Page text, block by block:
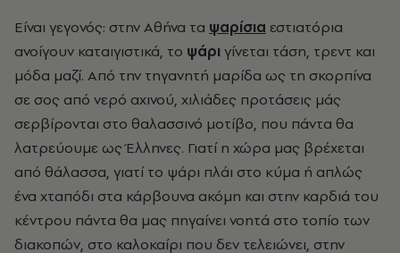
Είναι γεγονός: στην Αθήνα τα ψαρίσια εστιατόρια
ανοίγουν καταιγιστικά, το ψάριγίνεται τάση, τρεντ και
μόδα μαζί. Από την τηγανητή μαρίδα ως τη σκορπίνα
σε σος από νερό αχινού, χιλιάδες προτάσεις μάς
σερβίρονται στο θαλασσινό μοτίβο, που πάντα θα
λατρεύουμε ως Έλληνες. Γιατί η χώρα μας βρέχεται
από θάλασσα, γιατί το ψάρι πλάι στο κύμα ή απλώς
ένα χταπόδι στα κάρβουνα ακόμη και στην καρδιά του
κέντρου πάντα θα μας πηγαίνει νοητά στο τοπίο των
διακοπών, στο καλοκαίρι που δεν τελειώνει, στην